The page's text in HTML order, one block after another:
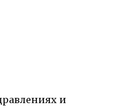
и